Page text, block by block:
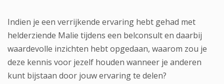
Indien je een verrijkende ervaring hebt gehad met
helderziende Malie tijdens een belconsult en daarbij
waardevolle inzichten hebt opgedaan, waarom zou je
deze kennis voor jezelf houden wanneer je anderen
kunt bijstaan door jouw ervaring te delen?